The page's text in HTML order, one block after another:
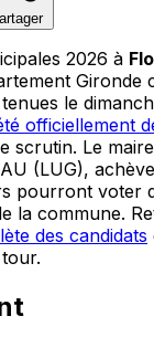
2026 à
Gironde
le
officiellement
scrutin. Le
(LUG),
pourront voter
la commune.
des candidats